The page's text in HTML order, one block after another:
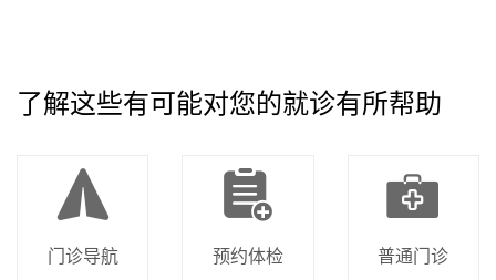
了解这些有可能对您的就诊有所帮助
门诊导航 预约体检 普通门诊